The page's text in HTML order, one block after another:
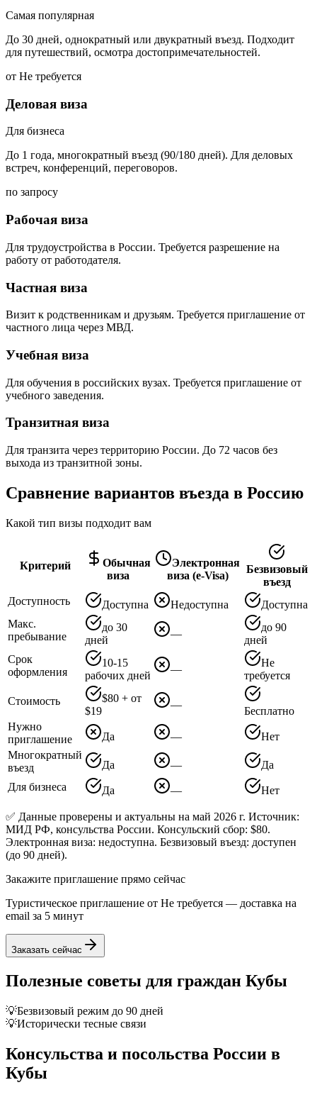
Самая популярная
До 30 дней, однократный или двукратный въезд. Подходит
для путешествий, осмотра достопримечательностей.
от Не требуется
Деловая виза
Для бизнеса
До 1 года, многократный въезд (90/180 дней). Для деловых
встреч, конференций, переговоров.
по запросу
Рабочая виза
Для трудоустройства в России. Требуется разрешение на
работу от работодателя.
Частная виза
Визит к родственникам и друзьям. Требуется приглашение от
частного лица через МВД.
Учебная виза
Для обучения в российских вузах. Требуется приглашение от
учебного заведения.
Транзитная виза
Для транзита через территорию России. До 72 часов без
выхода из транзитной зоны.
Сравнение вариантов въезда в Россию
Какой тип визы подходит вам
Критерий
Обычная
виза
Электронная
виза (e-Visa)
Безвизовый
въезд
Доступность
Доступна Недоступна
Доступна
Макс.
пребывание
до 30
дней
—
до 90
дней
Срок
оформления
10-15
рабочих дней
—
Не
требуется
Стоимость
$80 + от
$19
—
Бесплатно
Нужно
приглашение
Да —
Нет
Многократный
въезд
Да —
Да
Для бизнеса
Да — Нет
✅ Данные проверены и актуальны на май 2026 г. Источник:
МИД РФ, консульства России. Консульский сбор: $80.
Электронная виза: недоступна. Безвизовый въезд: доступен
(до 90 дней).
Закажите приглашение прямо сейчас
Туристическое приглашение от Не требуется — доставка на
email за 5 минут
Заказать сейчас
Полезные советы для граждан Кубы
💡Безвизовый режим до 90 дней
💡Исторически тесные связи
Консульства и посольства России в
Кубы